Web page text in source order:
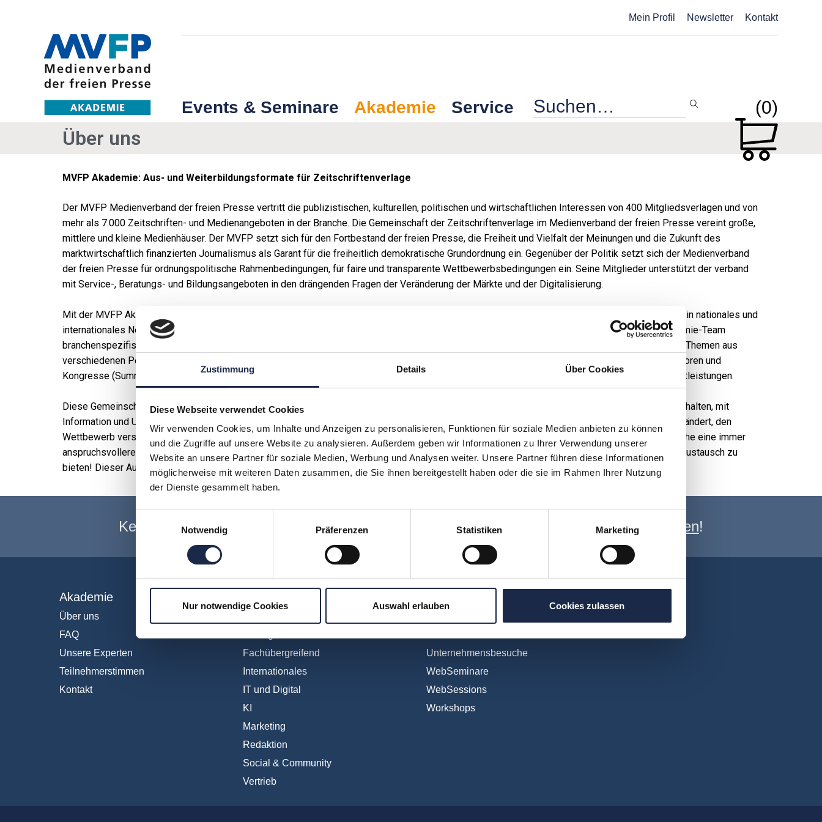
Zustimmung Details Über Cookies
Diese Webseite verwendet Cookies
Wir verwenden Cookies, um Inhalte und Anzeigen zu personalisieren, Funktionen für soziale Medien anbieten zu können
und die Zugriffe auf unsere Website zu analysieren. Außerdem geben wir Informationen zu Ihrer Verwendung unserer
Website an unsere Partner für soziale Medien, Werbung und Analysen weiter. Unsere Partner führen diese Informationen
möglicherweise mit weiteren Daten zusammen, die Sie ihnen bereitgestellt haben oder die sie im Rahmen Ihrer Nutzung
der Dienste gesammelt haben.
Notwendig
Präferenzen Statistiken Marketing
Nur notwendige Cookies Auswahl erlauben Cookies zulassen
Mein Profil Newsletter Kontakt
Events & Seminare Akademie Service (0)
Über uns
MVFP Akademie: Aus- und Weiterbildungsformate für Zeitschriftenverlage
Der MVFP Medienverband der freien Presse vertritt die publizistischen, kulturellen, politischen und wirtschaftlichen Interessen von 400 Mitgliedsverlagen und von
mehr als 7.000 Zeitschriften- und Medienangeboten in der Branche. Die Gemeinschaft der Zeitschriftenverlage im Medienverband der freien Presse vereint große,
mittlere und kleine Medienhäuser. Der MVFP setzt sich für den Fortbestand der freien Presse, die Freiheit und Vielfalt der Meinungen und die Zukunft des
marktwirtschaftlich finanzierten Journalismus als Garant für die freiheitlich demokratische Grundordnung ein. Gegenüber der Politik setzt sich der Medienverband
der freien Presse für ordnungspolitische Rahmenbedingungen, für faire und transparente Wettbewerbsbedingungen ein. Seine Mitglieder unterstützt der verband
mit Service-, Beratungs- und Bildungsangeboten in den drängenden Fragen der Veränderung der Märkte und der Digitalisierung.
Mit der MVFP Akademie bietet der Verband eine Plattform für Wissenstransfer, Know-how-Vermittlung und Branchenaustausch. Sie verfügt über ein nationales und
internationales Netzwerk an Experten aus Medien- und Verlagshäusern sowie verwandten Branchen. Gemeinsam mit ihnen identifiziert das Akademie-Team
branchenspezifische Zukunftsthemen und entwickelt auf dieser Basis ein breit gefächertes, praxisorientiertes Bildungsangebot, das aktuelle Top-Themen aus
verschiedenen Perspektiven in allen relevanten Bereichen vermittelt. Das Angebot umfasst Bildungsformate wie Seminare, Workshops, Expertenforen und
Kongresse (Summits), individuelle Inhouse-Schulungen, internationale Verlegerreisen (Touren) wie auch eine Vielzahl weiterer Services und Dienstleistungen.
Diese Gemeinschaft steht mehr als jede andere Mediengattung für Wettbewerb, für den erfolgreichen Kampf um den Kunden mit gut gemachten Inhalten, mit
Information und Unterhaltung, für die gezahlt wird. Der gesellschaftliche und technische Wandel hat die Anforderungen an die Verleger deutlich verändert, den
Wettbewerb verschärft, das Tempo erhöht und die Aufgaben immer komplexer gemacht. Das bedeutet auch für die Interessenvertretung der Branche eine immer
anspruchsvollere Aufgabenstellung – neben der politischen Interessenvertretung auch eine Plattform für den dringend notwendigen Informationsaustausch zu
bieten! Dieser Aufgabe wird der MVFP unter anderem mit seiner MVFP Akademie gerecht.
Keine Veranstaltung mehr verpassen: Jetzt für den MVFP Akademie Newsletter anmelden!
Akademie
Über uns
FAQ
Unsere Experten
Teilnehmerstimmen
Kontakt
Fachübergreifend
Internationales
IT und Digital
KI
Marketing
Redaktion
Social & Community
Vertrieb
Unternehmensbesuche
WebSeminare
WebSessions
Workshops